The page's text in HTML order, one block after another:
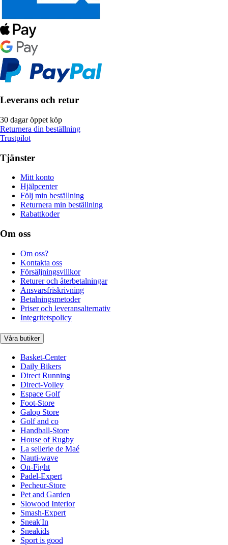
Leverans och retur
30 dagar öppet köp
Returnera din beställning
Trustpilot
Tjänster
Mitt konto
Hjälpcenter
Följ min beställning
Returnera min beställning
Rabattkoder
Om oss
Om oss?
Kontakta oss
Försäljningsvillkor
Returer och återbetalningar
Ansvarsfriskrivning
Betalningsmetoder
Priser och leveransalternativ
Integritetspolicy
Våra butiker
Basket-Center
Daily Bikers
Direct Running
Direct-Volley
Espace Golf
Foot-Store
Galop Store
Golf and co
Handball-Store
House of Rugby
La sellerie de Maé
Nauti-wave
On-Fight
Padel-Expert
Pecheur-Store
Pet and Garden
Slowood Interior
Smash-Expert
Sneak'In
Sneakids
Sport is good